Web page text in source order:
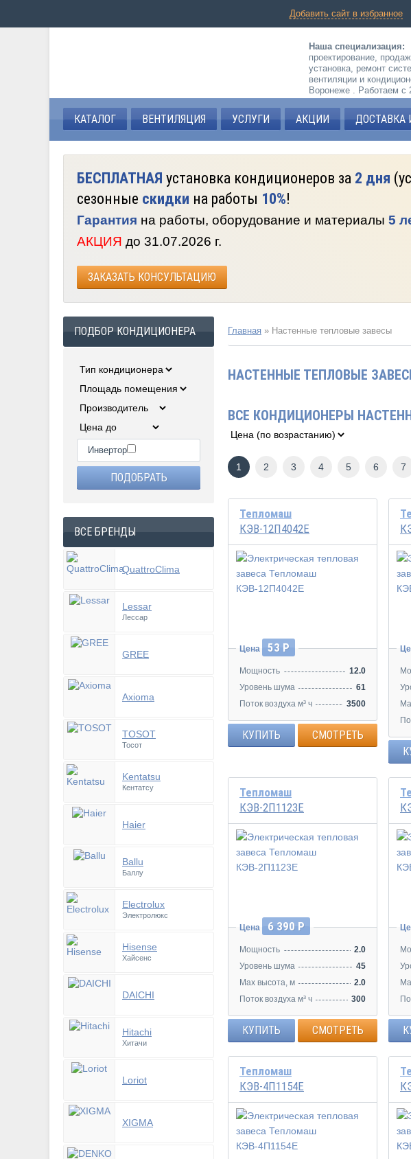
Добавить сайт в избранное
Наша специализация:
проектирование,
установка, ремонт
вентиляции и
Воронеже . Работаем с
КАТАЛОГ ВЕНТИЛЯЦИЯ УСЛУГИ АКЦИИ ДОСТАВКА
БЕСПЛАТНАЯ установка кондиционеров за 2 дня
сезонные скидки на работы 10%!
Гарантия на работы, оборудование и материалы 5
АКЦИЯ до 31.07.2026 г.
ЗАКАЗАТЬ КОНСУЛЬТАЦИЮ
Главная » Настенные тепловые завесы
НАСТЕННЫЕ ТЕПЛОВЫЕ
ВСЕ КОНДИЦИОНЕРЫ
1 2 3 4 5 6 7
Тепломаш
КЭВ-12П4042Е
Цена 53 Р
Мощность
12.0
Уровень шума
61
Поток воздуха м³ ч
3500
КУПИТЬ СМОТРЕТЬ
Тепломаш
КЭВ-2П1123Е
Цена 6 390 Р
Мощность
2.0
Уровень шума
45
Max высота, м
2.0
Поток воздуха м³ ч
300
КУПИТЬ СМОТРЕТЬ
Тепломаш
КЭВ-4П1154Е
ПОДБОР КОНДИЦИОНЕРА
Инвертор
ВСЕ БРЕНДЫ
QuattroClima
Lessar
Лессар
GREE
Axioma
TOSOT
Тосот
Kentatsu
Кентатсу
Haier
Ballu
Баллу
Electrolux
Электролюкс
Hisense
Хайсенс
DAICHI
Hitachi
Хитачи
Loriot
XIGMA